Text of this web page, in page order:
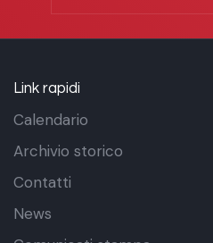
Link rapidi
Calendario
Archivio storico
Contatti
News